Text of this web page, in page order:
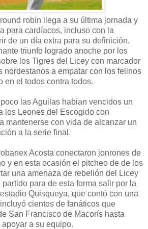
robin llega a su última jornada y
para cardíacos, incluso con la
de un día extra para su definición.
triunfo logrado anoche por los
los Tigres del Licey con marcador
nordestanos a empatar con los felinos
en el todos contra todos.
las Aguilas habian vencidos un
los Leones del Escogido con
mantenerse con vida de alcanzar un
a la serie final.
Acosta conectaron jonrones de
y en esta ocasión el pitcheo de de los
una amenaza de rebelión del Licey
para de esta forma salir por la
Quisqueya, que contó con una
cientos de fanáticos que
San Francisco de Macorís hasta
a su equipo.